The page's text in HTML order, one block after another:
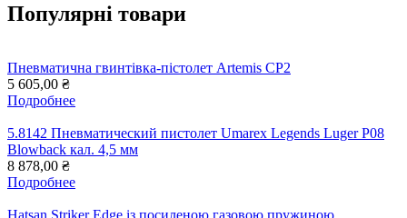
Популярні товари
Пневматична гвинтівка-пістолет Artemis CP2
5 605,00 ₴
Подробнее
5.8142 Пневматический пистолет Umarex Legends Luger P08
Blowback кал. 4,5 мм
8 878,00 ₴
Подробнее